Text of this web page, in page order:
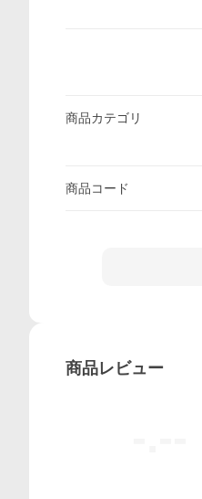
商品カテゴリ
商品コード
商品レビュー